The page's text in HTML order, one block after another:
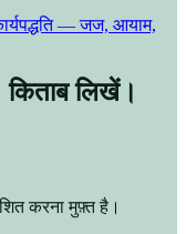
— जज, आयाम,
लिखें।
करना मुफ़्त है।